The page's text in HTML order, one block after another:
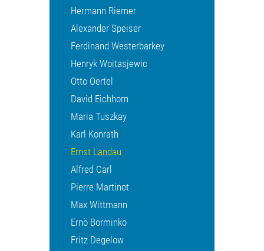
Hermann Riemer
Alexander Speiser
Ferdinand Westerbarkey
Henryk Woitasjewic
Otto Oertel
David Eichhorn
Maria Tuszkay
Karl Konrath
Ernst Landau
Alfred Carl
Pierre Martinot
Max Wittmann
Ernö Borminko
Fritz Degelow